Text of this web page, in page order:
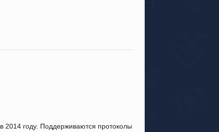
2014 году. Поддерживаются протоколы